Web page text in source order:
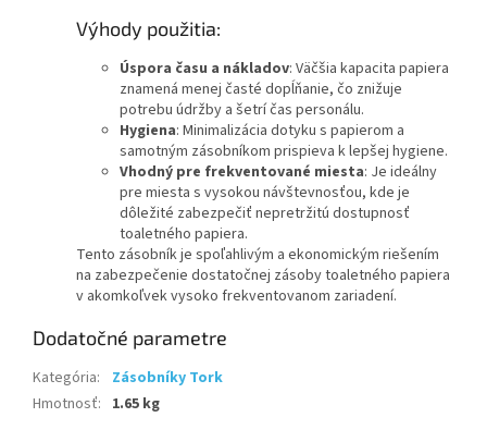
Výhody použitia:
Úspora času a nákladov: Väčšia kapacita papiera
znamená menej časté dopĺňanie, čo znižuje
potrebu údržby a šetrí čas personálu.
Hygiena: Minimalizácia dotyku s papierom a
samotným zásobníkom prispieva k lepšej hygiene.
Vhodný pre frekventované miesta: Je ideálny
pre miesta s vysokou návštevnosťou, kde je
dôležité zabezpečiť nepretržitú dostupnosť
toaletného papiera.
Tento zásobník je spoľahlivým a ekonomickým riešením
na zabezpečenie dostatočnej zásoby toaletného papiera
v akomkoľvek vysoko frekventovanom zariadení.
Dodatočné parametre
Kategória:
Zásobníky Tork
Hmotnosť: 1.65 kg